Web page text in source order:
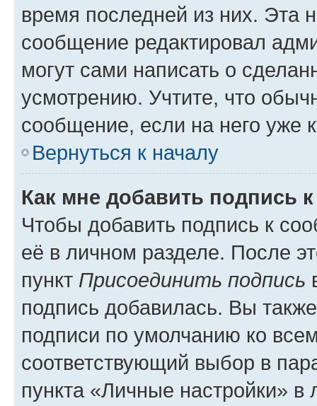
время последней из них. Эта
сообщение редактировал
могут сами написать о
усмотрению. Учтите, что
сообщение, если на него уже
Вернуться к началу
Как мне добавить подпись
Чтобы добавить подпись к
её в личном разделе. После
пункт Присоединить подпись
подпись добавилась. Вы
подписи по умолчанию ко
соответствующий выбор в
пункта «Личные настройки»